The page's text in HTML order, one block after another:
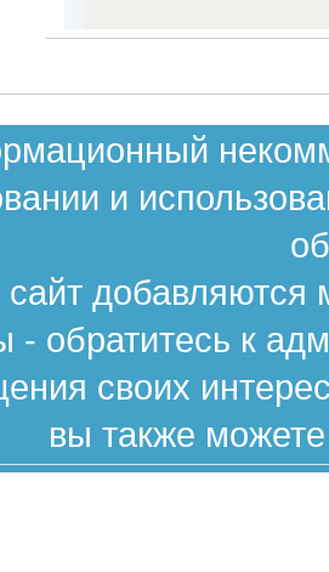
и
сайт
- обратитесь к
своих
вы также